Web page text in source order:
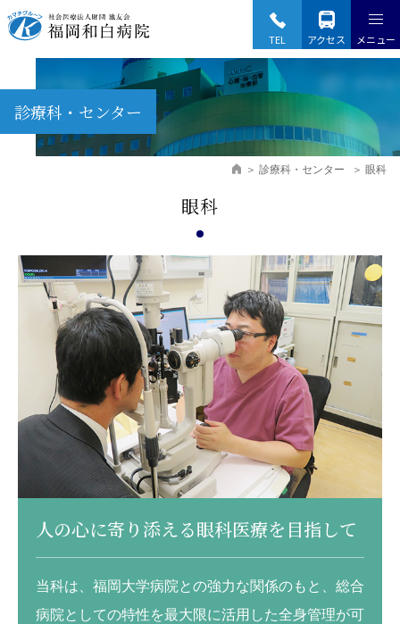
TEL アクセス メニュー
診療科・センター
診療科・センター 眼科
眼科
人の心に寄り添える眼科医療を目指して
当科は、福岡大学病院との強力な関係のもと、総合
病院としての特性を最大限に活用した全身管理が可